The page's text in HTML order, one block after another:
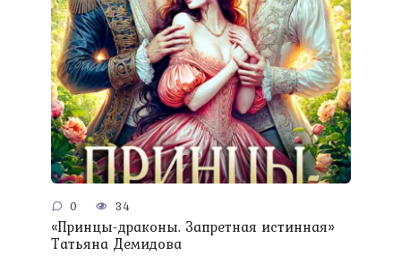
0 34
«Принцы-драконы. Запретная истинная»
Татьяна Демидова